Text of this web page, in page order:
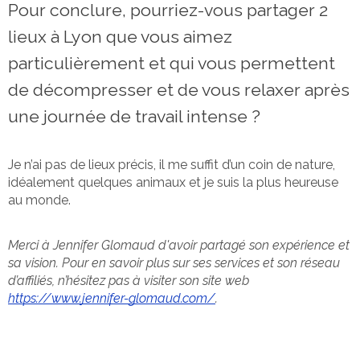
Pour conclure, pourriez-vous partager 2
lieux à Lyon que vous aimez
particulièrement et qui vous permettent
de décompresser et de vous relaxer après
une journée de travail intense ?
Je n’ai pas de lieux précis, il me suffit d’un coin de nature,
idéalement quelques animaux et je suis la plus heureuse
au monde.
Merci à Jennifer Glomaud d'avoir partagé son expérience et
sa vision. Pour en savoir plus sur ses services et son réseau
d’affiliés, n’hésitez pas à visiter son site web
https://www.jennifer-glomaud.com/.